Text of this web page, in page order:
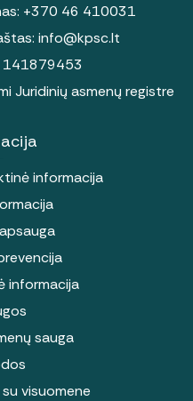
+370 46 410031
info@kpsc.lt
141879453
Juridinių asmenų registre
informacija
informacija
sauga
visuomene